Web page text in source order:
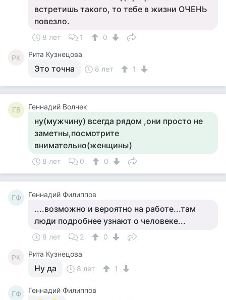
встретишь такого, то тебе в жизни ОЧЕНЬ
повезло.
8 лет 1 0
РК Рита Кузнецова
Это точна 8 лет 1
ГВ Геннадий Волчек
ну(мужчину) всегда рядом ,они просто не
заметны,посмотрите
внимательно(женщины)
8 лет 0 0
ГФ Геннадий Филиппов
....возможно и вероятно на работе...там
люди подробнее узнают о человеке...
8 лет 2 0
РК Рита Кузнецова
Ну да 8 лет 1
ГФ
Геннадий Филиппов